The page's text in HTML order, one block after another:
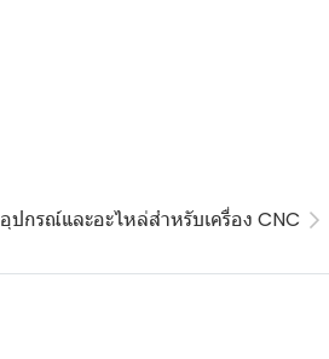
อุปกรณ์และอะไหล่สำหรับเครื่อง CNC